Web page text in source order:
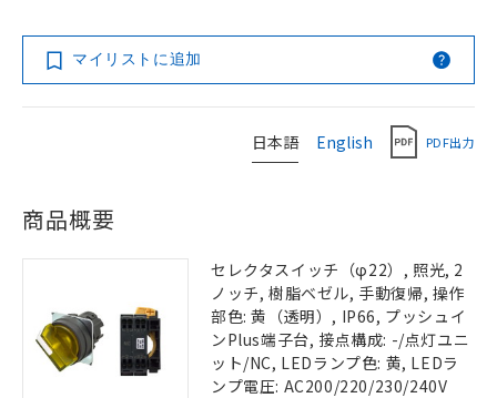
マイリストに追加
日本語 English PDF出力
商品概要
セレクタスイッチ（φ22）, 照光, 2
ノッチ, 樹脂ベゼル, 手動復帰, 操作
部色: 黄（透明）, IP66, プッシュイ
ンPlus端子台, 接点構成: -/点灯ユニ
ット/NC, LEDランプ色: 黄, LEDラ
ンプ電圧: AC200/220/230/240V